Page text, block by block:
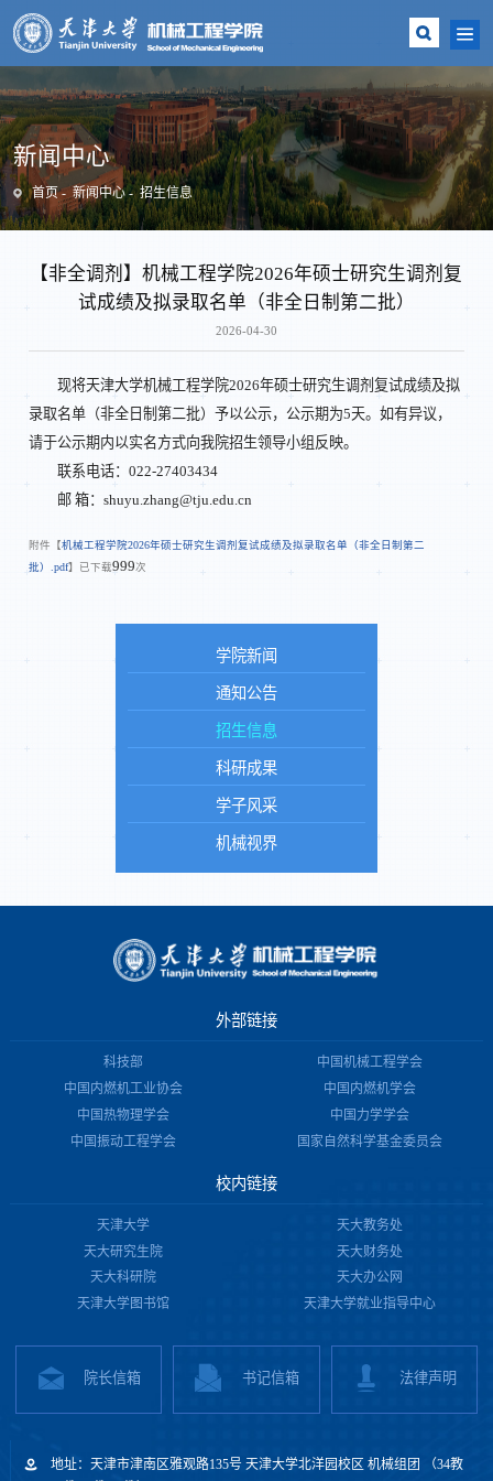
新闻中心
首页 新闻中心 招生信息
【非全调剂】机械工程学院2026年硕士研究生调剂复
试成绩及拟录取名单（非全日制第二批）
2026-04-30
现将天津大学机械工程学院2026年硕士研究生调剂复试成绩及拟
录取名单（非全日制第二批）予以公示，公示期为5天。如有异议，
请于公示期内以实名方式向我院招生领导小组反映。
联系电话：022-27403434
邮 箱：shuyu.zhang@tju.edu.cn
附件【机械工程学院2026年硕士研究生调剂复试成绩及拟录取名单（非全日制第二
批）.pdf】已下载999次
学院新闻
通知公告
招生信息
科研成果
学子风采
机械视界
外部链接
科技部
中国机械工程学会
中国内燃机工业协会
中国内燃机学会
中国热物理学会
中国力学学会
中国振动工程学会
国家自然科学基金委员会
校内链接
天津大学
天大教务处
天大研究生院
天大财务处
天大科研院
天大办公网
天津大学图书馆
天津大学就业指导中心
院长信箱 书记信箱 法律声明
地址：天津市津南区雅观路135号 天津大学北洋园校区 机械组团 （34教